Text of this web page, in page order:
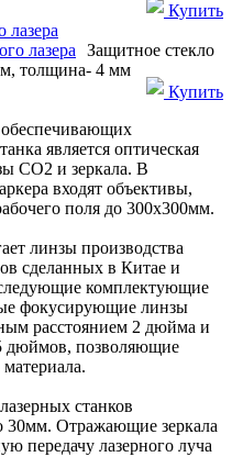
Купить
лазера
Защитное стекло
толщина- 4 мм
Купить
является оптическая
CO2 и зеркала. В
входят объективы,
поля до 300х300мм.
линзы производства
сделанных в Китае и
комплектующие
фокусирующие линзы
расстоянием 2 дюйма и
дюймов, позволяющие
станков
30мм. Отражающие зеркала
передачу лазерного луча